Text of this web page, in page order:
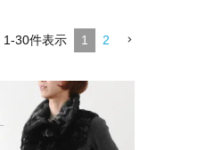
1-30件表示 1 2